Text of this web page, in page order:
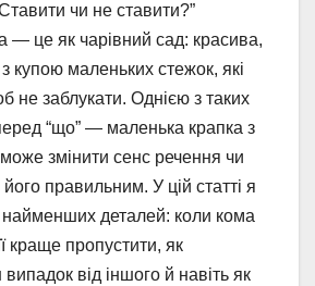
чи не ставити?”
— це як чарівний сад: красива,
купою маленьких стежок, які
не заблукати. Однією з таких
“що” — маленька крапка з
змінити сенс речення чи
правильним. У цій статті я
деталей: коли кома
краще пропустити, як
випадок від іншого й навіть як